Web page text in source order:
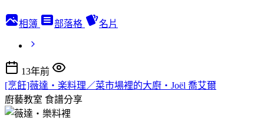
相簿 部落格 名片
13年前
[烹飪]薇達‧楽料理／菜市場裡的大廚‧Joël 喬艾爾
廚藝教室 食譜分享